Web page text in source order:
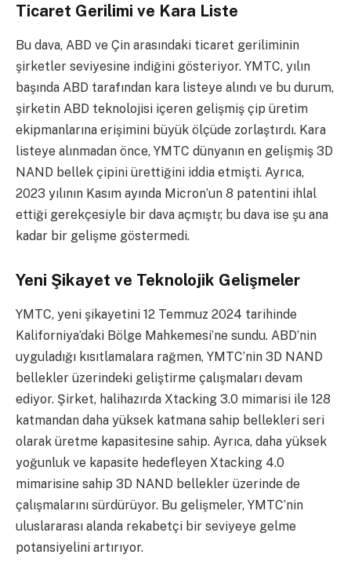
Ticaret Gerilimi ve Kara Liste
Bu dava, ABD ve Çin arasındaki ticaret geriliminin
şirketler seviyesine indiğini gösteriyor. YMTC, yılın
başında ABD tarafından kara listeye alındı ve bu durum,
şirketin ABD teknolojisi içeren gelişmiş çip üretim
ekipmanlarına erişimini büyük ölçüde zorlaştırdı. Kara
listeye alınmadan önce, YMTC dünyanın en gelişmiş 3D
NAND bellek çipini ürettiğini iddia etmişti. Ayrıca,
2023 yılının Kasım ayında Micron’un 8 patentini ihlal
ettiği gerekçesiyle bir dava açmıştı; bu dava ise şu ana
kadar bir gelişme göstermedi.
Yeni Şikayet ve Teknolojik Gelişmeler
YMTC, yeni şikayetini 12 Temmuz 2024 tarihinde
Kaliforniya’daki Bölge Mahkemesi’ne sundu. ABD’nin
uyguladığı kısıtlamalara rağmen, YMTC’nin 3D NAND
bellekler üzerindeki geliştirme çalışmaları devam
ediyor. Şirket, halihazırda Xtacking 3.0 mimarisi ile 128
katmandan daha yüksek katmana sahip bellekleri seri
olarak üretme kapasitesine sahip. Ayrıca, daha yüksek
yoğunluk ve kapasite hedefleyen Xtacking 4.0
mimarisine sahip 3D NAND bellekler üzerinde de
çalışmalarını sürdürüyor. Bu gelişmeler, YMTC’nin
uluslararası alanda rekabetçi bir seviyeye gelme
potansiyelini artırıyor.